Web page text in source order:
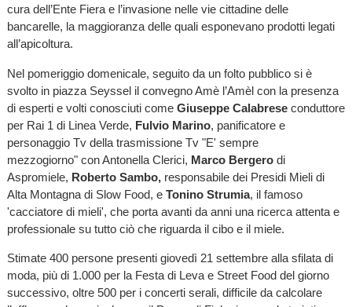
cura dell’Ente Fiera e l’invasione nelle vie cittadine delle
bancarelle, la maggioranza delle quali esponevano prodotti legati
all’apicoltura.
Nel pomeriggio domenicale, seguito da un folto pubblico si è
svolto in piazza Seyssel il convegno Amè l’Amèl con la presenza
di esperti e volti conosciuti come Giuseppe Calabreseconduttore
per Rai 1 di Linea Verde, Fulvio Marino, panificatore e
personaggio Tv della trasmissione Tv "E' sempre
mezzogiorno" con Antonella Clerici, Marco Bergerodi
Aspromiele, Roberto Sambo, responsabile dei Presidi Mieli di
Alta Montagna di Slow Food, e Tonino Strumia, il famoso
'cacciatore di mieli', che porta avanti da anni una ricerca attenta e
professionale su tutto ciò che riguarda il cibo e il miele.
Stimate 400 persone presenti giovedì 21 settembre alla sfilata di
moda, più di 1.000 per la Festa di Leva e Street Food del giorno
successivo, oltre 500 per i concerti serali, difficile da calcolare